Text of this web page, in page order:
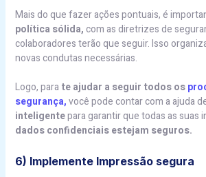
Mais do que fazer ações pontuais, é
política sólida,com as diretrizes de
colaboradores terão que seguir. Isso
novas condutas necessárias.
Logo, para te ajudar a seguir todos os
segurança,você pode contar com a ajuda
inteligentepara garantir que todas as suas
dados confidenciais estejam seguros.
6) Implemente Impressão segura